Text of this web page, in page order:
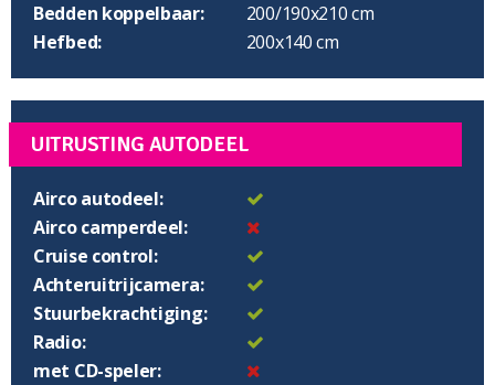
Bedden koppelbaar:
200/190x210 cm
Hefbed:
200x140 cm
UITRUSTING AUTODEEL
Airco autodeel:
Airco camperdeel:
Cruise control:
Achteruitrijcamera:
Stuurbekrachtiging:
Radio:
met CD-speler: